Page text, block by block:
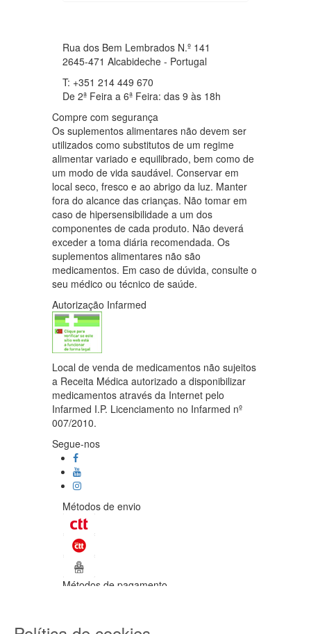
Rua dos Bem Lembrados N.º 141
2645-471 Alcabideche - Portugal
T: +351 214 449 670
De 2ª Feira a 6ª Feira: das 9 às 18h
Compre com segurança
Os suplementos alimentares não devem ser
utilizados como substitutos de um regime
alimentar variado e equilibrado, bem como de
um modo de vida saudável. Conservar em
local seco, fresco e ao abrigo da luz. Manter
fora do alcance das crianças. Não tomar em
caso de hipersensibilidade a um dos
componentes de cada produto. Não deverá
exceder a toma diária recomendada. Os
suplementos alimentares não são
medicamentos. Em caso de dúvida, consulte o
seu médico ou técnico de saúde.
Autorização Infarmed
Local de venda de medicamentos não sujeitos
a Receita Médica autorizado a disponibilizar
medicamentos através da Internet pelo
Infarmed I.P. Licenciamento no Infarmed nº
007/2010.
Segue-nos
Métodos de envio
Métodos de pagamento